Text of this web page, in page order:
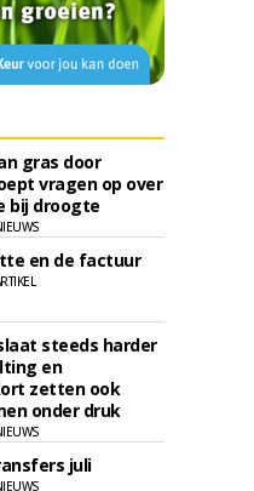
gras door
vragen op over
bij droogte
en de factuur
steeds harder
en
zetten ook
onder druk
juli